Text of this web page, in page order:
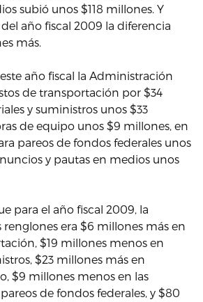
subió unos $118 millones. Y
año fiscal 2009 la diferencia
más.
año fiscal la Administración
de transportación por $34
y suministros unos $33
de equipo unos $9 millones, en
pareos de fondos federales unos
y pautas en medios unos
para el año fiscal 2009, la
renglones era $6 millones más en
$19 millones menos en
$23 millones más en
$9 millones menos en las
de fondos federales, y $80